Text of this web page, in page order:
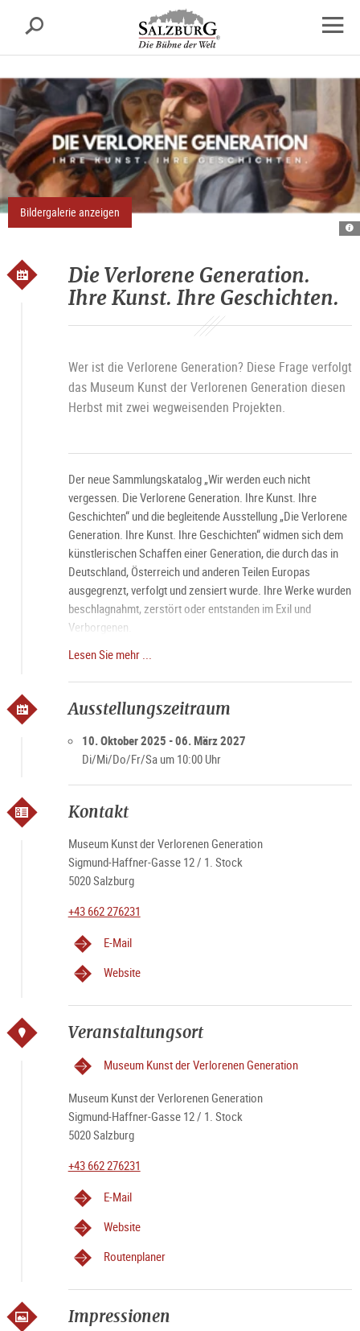
sr.skipnav.Zum
Inhalt
springen
sr.skipnav.Zum
Hauptmenü
springen
sr.skipnav.Zu
den
Kontaktinformationen
Suche
Bildergalerie anzeigen
Die Verlorene Generation.
Ihre Kunst. Ihre Geschichten.
Wer ist die Verlorene Generation? Diese Frage verfolgt
das Museum Kunst der Verlorenen Generation diesen
Herbst mit zwei wegweisenden Projekten.
Der neue Sammlungskatalog „Wir werden euch nicht
vergessen. Die Verlorene Generation. Ihre Kunst. Ihre
Geschichten“ und die begleitende Ausstellung „Die Verlorene
Generation. Ihre Kunst. Ihre Geschichten“ widmen sich dem
künstlerischen Schaffen einer Generation, die durch das in
Deutschland, Österreich und anderen Teilen Europas
ausgegrenzt, verfolgt und zensiert wurde. Ihre Werke wurden
beschlagnahmt, zerstört oder entstanden im Exil und
Verborgenen.
Voranmeldung.
Di - Sa 10 – 17 Uhr
Feiertags geschlossen
Lesen Sie mehr ...
Ausstellungszeitraum
10. Oktober 2025 - 06. März 2027
Di/Mi/Do/Fr/Sa um 10:00 Uhr
Kontakt
Museum Kunst der Verlorenen Generation
Sigmund-Haffner-Gasse 12 / 1. Stock
5020 Salzburg
+43 662 276231
E-Mail
Website
Veranstaltungsort
Museum Kunst der Verlorenen Generation
Museum Kunst der Verlorenen Generation
Sigmund-Haffner-Gasse 12 / 1. Stock
5020 Salzburg
+43 662 276231
E-Mail
Website
Routenplaner
Impressionen